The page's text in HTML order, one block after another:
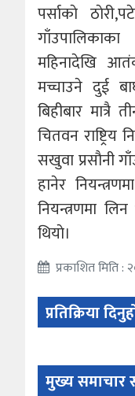
पर्साकाे
महिनादेखि
मच्चाउने दुई
बिहीबार मात्रै
चितवन राष्ट्रिय
सखुवा प्रसाैनी
हानेर
नियन्त्रणमा
थियाे।
प्रकाशित मिति :
प्रतिक्रिया
मुख्य समाचार